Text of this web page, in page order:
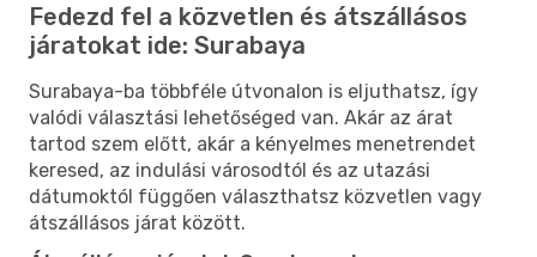
Fedezd fel a közvetlen és átszállásos
járatokat ide: Surabaya
Surabaya-ba többféle útvonalon is eljuthatsz, így
valódi választási lehetőséged van. Akár az árat
tartod szem előtt, akár a kényelmes menetrendet
keresed, az indulási városodtól és az utazási
dátumoktól függően választhatsz közvetlen vagy
átszállásos járat között.